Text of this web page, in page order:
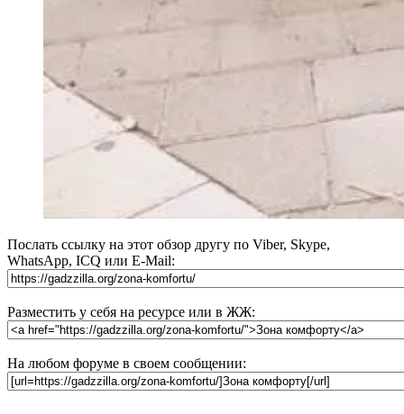
Послать ссылку на этот обзор другу по Viber, Skype,
WhatsApp, ICQ или E-Mail:
Разместить у себя на ресурсе или в ЖЖ:
На любом форуме в своем сообщении: